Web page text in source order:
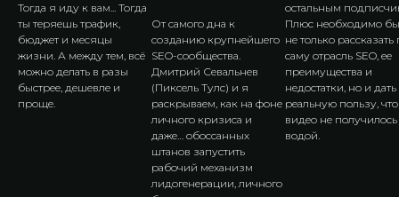
Тогда я иду к вам... Тогда
ты теряешь трафик,
бюджет и месяцы
жизни. А между тем, всё
можно делать в разы
быстрее, дешевле и
проще.
От самого дна к
созданию крупнейшего
SEO-сообщества.
Дмитрий Севальнев
(Пиксель Тулс) и я
раскрываем, как на фоне
личного кризиса и
даже… обоссанных
штанов запустить
рабочий механизм
лидогенерации, личного
остальным
Плюс необходимо
не только рассказать
саму отрасль SEO, ее
преимущества и
недостатки, но и дать
реальную пользу,
видео не получилось
водой.